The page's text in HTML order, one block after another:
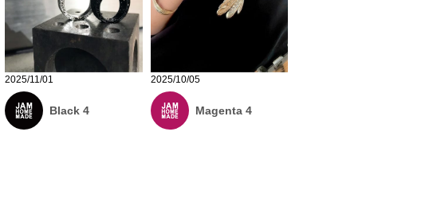
2025/11/01
Black 4
2025/10/05
Magenta 4